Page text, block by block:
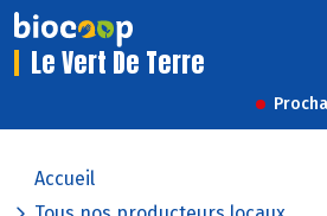
Le Vert De Terre
Accueil